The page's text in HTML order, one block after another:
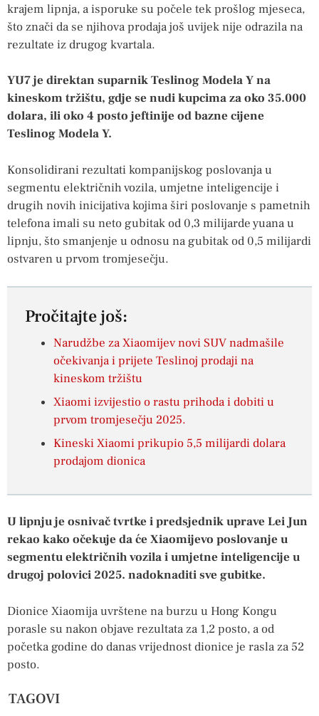
krajem lipnja, a isporuke su počele tek prošlog mjeseca,
što znači da se njihova prodaja još uvijek nije odrazila na
rezultate iz drugog kvartala.
YU7 je direktan suparnik Teslinog Modela Y na
kineskom tržištu, gdje se nudi kupcima za oko 35.000
dolara, ili oko 4 posto jeftinije od bazne cijene
Teslinog Modela Y.
Konsolidirani rezultati kompanijskog poslovanja u
segmentu električnih vozila, umjetne inteligencije i
drugih novih inicijativa kojima širi poslovanje s pametnih
telefona imali su neto gubitak od 0,3 milijarde yuana u
lipnju, što smanjenje u odnosu na gubitak od 0,5 milijardi
ostvaren u prvom tromjesečju.
Pročitajte još:
Narudžbe za Xiaomijev novi SUV nadmašile
očekivanja i prijete Teslinoj prodaji na
kineskom tržištu
Xiaomi izvijestio o rastu prihoda i dobiti u
prvom tromjesečju 2025.
Kineski Xiaomi prikupio 5,5 milijardi dolara
prodajom dionica
U lipnju je osnivač tvrtke i predsjednik uprave Lei Jun
rekao kako očekuje da će Xiaomijevo poslovanje u
segmentu električnih vozila i umjetne inteligencije u
drugoj polovici 2025. nadoknaditi sve gubitke.
Dionice Xiaomija uvrštene na burzu u Hong Kongu
porasle su nakon objave rezultata za 1,2 posto, a od
početka godine do danas vrijednost dionice je rasla za 52
posto.
TAGOVI